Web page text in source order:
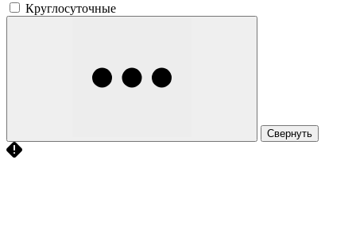
Круглосуточные
Свернуть